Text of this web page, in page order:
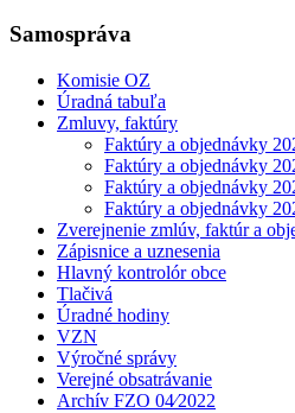
Samospráva
Komisie OZ
Úradná tabuľa
Zmluvy, faktúry
Faktúry a objednávky
Faktúry a objednávky
Faktúry a objednávky
Faktúry a objednávky
Zverejnenie zmlúv, faktúr a
Zápisnice a uznesenia
Hlavný kontrolór obce
Tlačivá
Úradné hodiny
VZN
Výročné správy
Verejné obsatrávanie
Archív FZO 04⁄2022